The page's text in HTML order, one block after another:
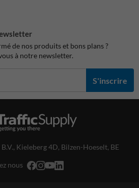
de nos produits et bons plans ?
à notre newsletter.
S'inscrire
Kieleberg 4D, Bilzen-Hoeselt, BE
nous